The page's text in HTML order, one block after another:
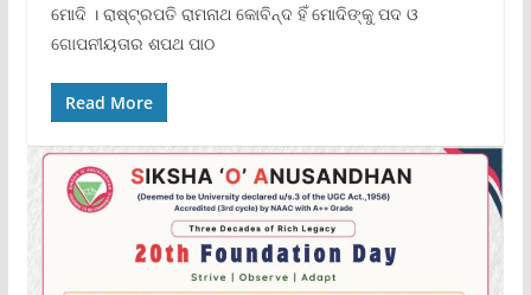
ମୋଦି । ରାଷ୍ଟ୍ରପତି ରାମନାଥ କୋବିନ୍ଦ ହିଁ ମୋଦିଙ୍କୁ ପଦ ଓ
ଗୋପନୀୟତାର ଶପଥ ପାଠ
Read More